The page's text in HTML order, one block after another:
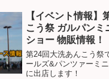
【イベント情報】
こう祭 ガルパンミ
ショー 物販情報！
第24回大洗あんこう祭
ールズ&パンツァーミ
に出店します！